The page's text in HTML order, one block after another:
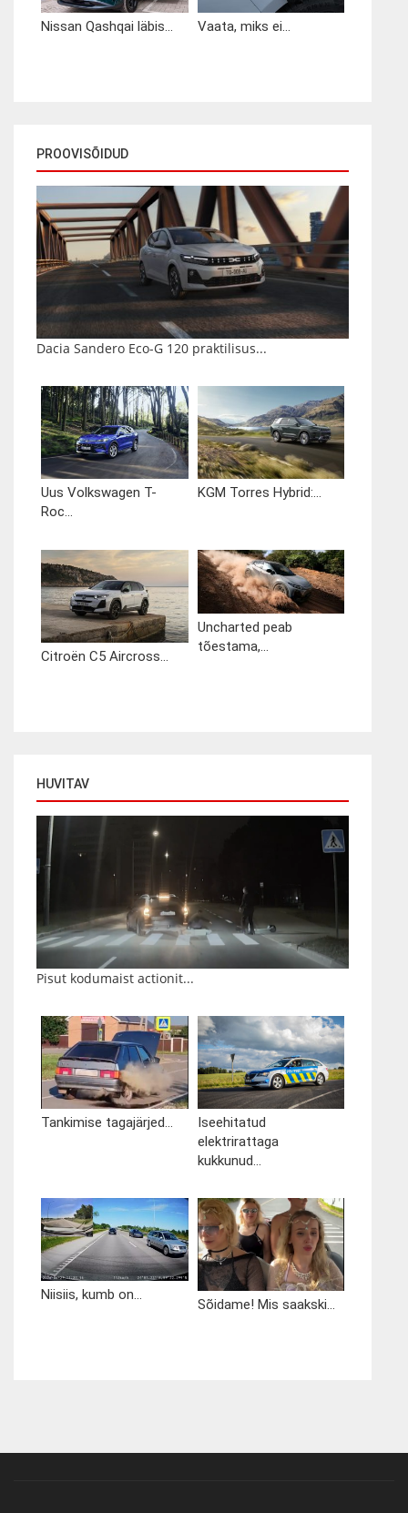
Nissan Qashqai läbis... Vaata, miks ei...
PROOVISÕIDUD
Dacia Sandero Eco-G 120 praktilisus...
Uus Volkswagen T-
Roc...
KGM Torres Hybrid:...
Citroën C5 Aircross...
Uncharted peab
tõestama,...
HUVITAV
Pisut kodumaist actionit...
Tankimise tagajärjed...
Iseehitatud
elektrirattaga
kukkunud...
Niisiis, kumb on...
Sõidame! Mis saakski...